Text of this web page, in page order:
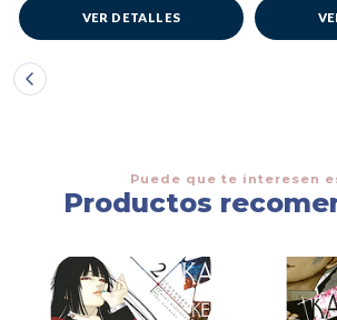
VER DETALLES
Puede que te interesen
Productos